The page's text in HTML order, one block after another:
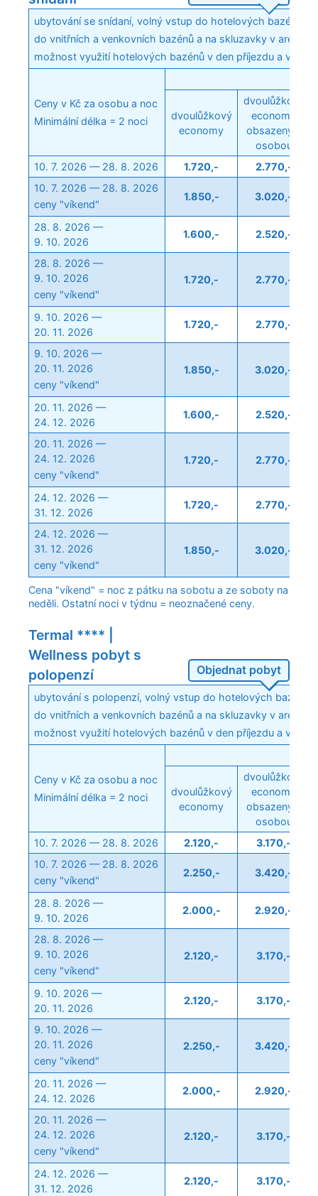
ubytování se snídaní, volný vstup do hotelových bazénů a
do vnitřních a venkovních bazénů a na skluzavky v areálu
možnost využití hotelových bazénů v den příjezdu a v den
Ceny v Kč za osobu a noc
Minimální délka = 2 noci
dvoulůžkový
economy
dvoulůžkový
economy
obsazený 1
osobou
10. 7. 2026 — 28. 8. 2026 1.720,-
2.770,-
10. 7. 2026 — 28. 8. 2026
ceny "víkend"
1.850,- 3.020,-
28. 8. 2026 —
9. 10. 2026
1.600,- 2.520,-
28. 8. 2026 —
9. 10. 2026
ceny "víkend"
1.720,- 2.770,-
9. 10. 2026 —
20. 11. 2026
1.720,- 2.770,-
9. 10. 2026 —
20. 11. 2026
ceny "víkend"
1.850,- 3.020,-
20. 11. 2026 —
24. 12. 2026
1.600,- 2.520,-
20. 11. 2026 —
24. 12. 2026
ceny "víkend"
1.720,- 2.770,-
24. 12. 2026 —
31. 12. 2026
1.720,- 2.770,-
24. 12. 2026 —
31. 12. 2026
ceny "víkend"
1.850,- 3.020,-
Cena "víkend" = noc z pátku na sobotu a ze soboty na
neděli. Ostatní noci v týdnu = neoznačené ceny.
Termal **** |
Wellness pobyt s
polopenzí
Objednat pobyt
ubytování s polopenzí, volný vstup do hotelových bazénů
do vnitřních a venkovních bazénů a na skluzavky v areálu
možnost využití hotelových bazénů v den příjezdu a v den
Ceny v Kč za osobu a noc
Minimální délka = 2 noci
dvoulůžkový
economy
dvoulůžkový
economy
obsazený 1
osobou
10. 7. 2026 — 28. 8. 2026 2.120,-
3.170,-
10. 7. 2026 — 28. 8. 2026
ceny "víkend"
2.250,- 3.420,-
28. 8. 2026 —
9. 10. 2026
2.000,- 2.920,-
28. 8. 2026 —
9. 10. 2026
ceny "víkend"
2.120,- 3.170,-
9. 10. 2026 —
20. 11. 2026
2.120,- 3.170,-
9. 10. 2026 —
20. 11. 2026
ceny "víkend"
2.250,- 3.420,-
20. 11. 2026 —
24. 12. 2026
2.000,- 2.920,-
20. 11. 2026 —
24. 12. 2026
ceny "víkend"
2.120,- 3.170,-
24. 12. 2026 —
31. 12. 2026
2.120,- 3.170,-